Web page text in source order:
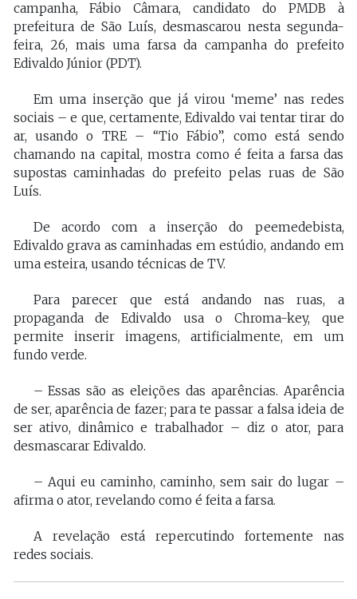
campanha, Fábio Câmara, candidato do PMDB à
prefeitura de São Luís, desmascarou nesta segunda-
feira, 26, mais uma farsa da campanha do prefeito
Edivaldo Júnior (PDT).
Em uma inserção que já virou ‘meme’ nas redes
sociais – e que, certamente, Edivaldo vai tentar tirar do
ar, usando o TRE – “Tio Fábio”, como está sendo
chamando na capital, mostra como é feita a farsa das
supostas caminhadas do prefeito pelas ruas de São
Luís.
De acordo com a inserção do peemedebista,
Edivaldo grava as caminhadas em estúdio, andando em
uma esteira, usando técnicas de TV.
Para parecer que está andando nas ruas, a
propaganda de Edivaldo usa o Chroma-key, que
permite inserir imagens, artificialmente, em um
fundo verde.
– Essas são as eleições das aparências. Aparência
de ser, aparência de fazer; para te passar a falsa ideia de
ser ativo, dinâmico e trabalhador – diz o ator, para
desmascarar Edivaldo.
– Aqui eu caminho, caminho, sem sair do lugar –
afirma o ator, revelando como é feita a farsa.
A revelação está repercutindo fortemente nas
redes sociais.